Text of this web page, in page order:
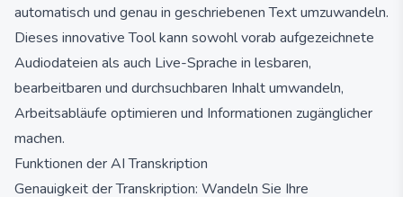
automatisch und genau in geschriebenen Text umzuwandeln.
Dieses innovative Tool kann sowohl vorab aufgezeichnete
Audiodateien als auch Live-Sprache in lesbaren,
bearbeitbaren und durchsuchbaren Inhalt umwandeln,
Arbeitsabläufe optimieren und Informationen zugänglicher
machen.
Funktionen der AI Transkription
Genauigkeit der Transkription: Wandeln Sie Ihre